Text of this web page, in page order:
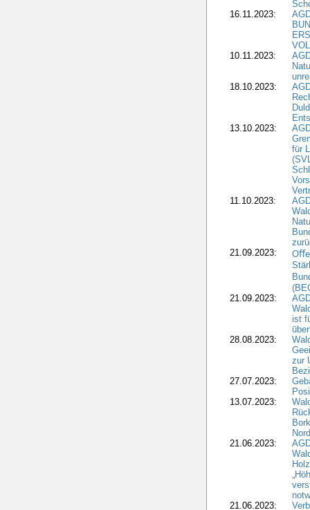
16.11.2023:
10.11.2023:
18.10.2023:
13.10.2023:
für
11.10.2023:
21.09.2023:
21.09.2023:
ist
28.08.2023:
zur
27.07.2023:
13.07.2023:
21.06.2023:
21.06.2023: